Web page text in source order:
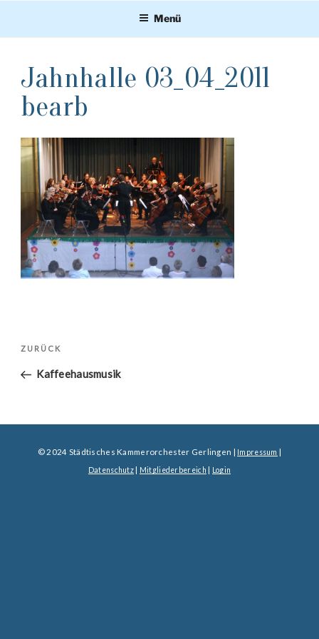
Menü
Jahnhalle 03_04_2011
bearb
Beitragsnavigation
Vorheriger
ZURÜCK
Kaffeehausmusik
© 2024 Städtisches Kammerorchester Gerlingen | Impressum |
Datenschutz| Mitgliederbereich | Login